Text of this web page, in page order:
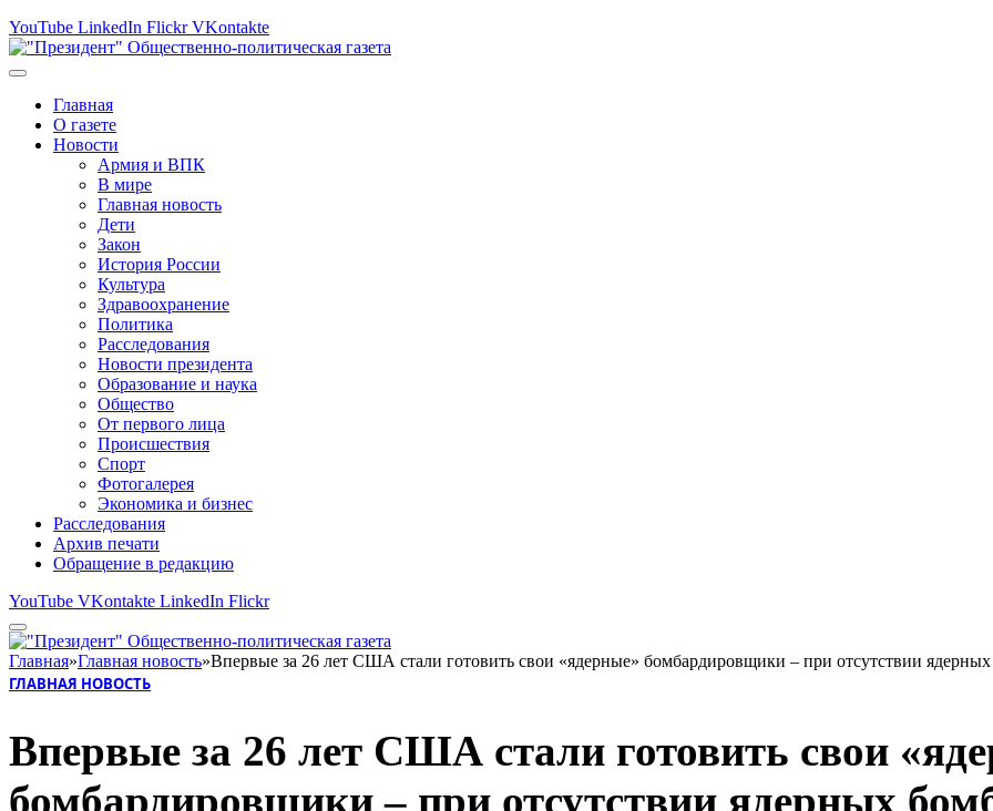
YouTube LinkedIn Flickr VKontakte
Главная
О газете
Новости
Армия и ВПК
В мире
Главная новость
Дети
Закон
История России
Культура
Здравоохранение
Политика
Расследования
Новости президента
Образование и наука
Общество
От первого лица
Происшествия
Спорт
Фотогалерея
Экономика и бизнес
Расследования
Архив печати
Обращение в редакцию
YouTube VKontakte LinkedIn Flickr
Главная»Главная новость»Впервые за 26 лет США стали готовить свои «ядерные» бомбардировщики – при отсутствии
ГЛАВНАЯ НОВОСТЬ
Впервые за 26 лет США стали готовить свои
бомбардировщики – при отсутствии ядерных